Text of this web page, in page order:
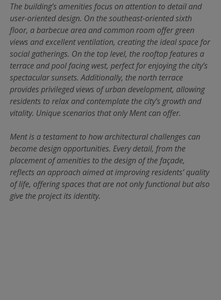
The building’s amenities focus on attention to detail and
user-oriented design. On the southeast-oriented sixth
floor, a barbecue area and common room offer green
views and excellent ventilation, creating the ideal space for
social gatherings. On the top level, the rooftop features a
terrace and pool facing west, perfect for enjoying the city’s
spectacular sunsets. Additionally, the north terrace
provides privileged views of urban development, allowing
residents to relax and contemplate the city’s growth and
vitality. Unique scenarios that only Ment can offer.
Ment is a testament to how architectural challenges can
become design opportunities. Every detail, from the
placement of amenities to the design of the façade,
reflects an approach aimed at improving residents’ quality
of life, offering spaces that are not only functional but also
give the project its identity.